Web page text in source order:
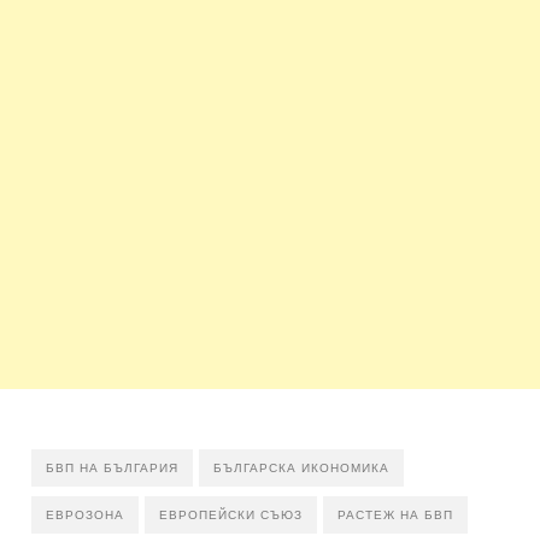
БВП НА БЪЛГАРИЯ БЪЛГАРСКА ИКОНОМИКА
ЕВРОЗОНА ЕВРОПЕЙСКИ СЪЮЗ РАСТЕЖ НА БВП